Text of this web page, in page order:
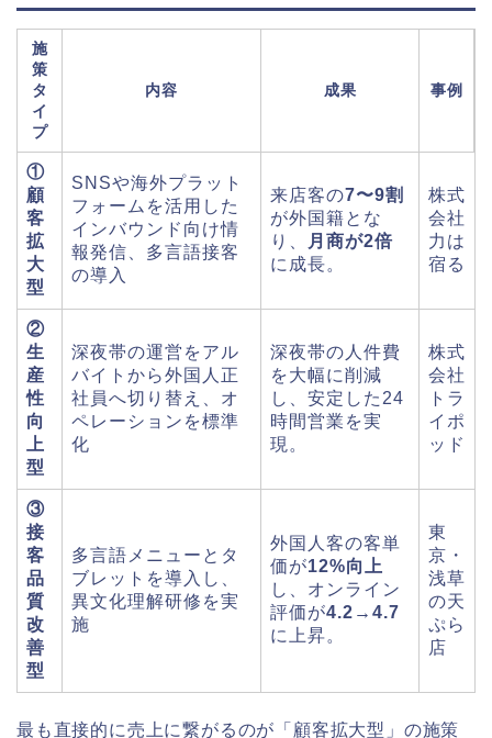
施
策
タ
イ
プ
内容 成果 事例
①
顧
客
拡
大
型
SNSや海外プラット
フォームを活用した
インバウンド向け情
報発信、多言語接客
の導入
来店客の7〜9割
が外国籍とな
り、
月商が2倍
に成長。
株式
会社
力は
宿る
②
生
産
性
向
上
型
深夜帯の運営をアル
バイトから外国人正
社員へ切り替え、オ
ペレーションを標準
化
深夜帯の人件費
を大幅に削減
し、安定した24
時間営業を実
現。
株式
会社
トラ
イポ
ッド
③
接
客
品
質
改
善
型
多言語メニューとタ
ブレットを導入し、
異文化理解研修を実
施
外国人客の客単
価が12%向上
し、オンライン
評価が4.2→4.7
に上昇。
東
京・
浅草
の天
ぷら
店
最も直接的に売上に繋がるのが「顧客拡大型」の施策